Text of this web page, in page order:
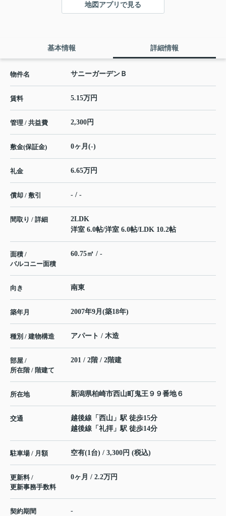
地図アプリで見る
基本情報 詳細情報
物件名 サニーガーデンＢ
賃料 5.15万円
管理 / 共益費 2,300円
敷金(保証金) 0ヶ月(-)
礼金 6.65万円
償却 / 敷引 - / -
間取り / 詳細
2LDK
洋室 6.0帖/洋室 6.0帖/LDK 10.2帖
面積 /
バルコニー面積
60.75㎡ / -
向き 南東
築年月 2007年9月(築18年)
種別 / 建物構造 アパート / 木造
部屋 /
所在階 / 階建て
201 / 2階 / 2階建
所在地 新潟県柏崎市西山町鬼王 ９９番地６
交通 越後線 「西山 」駅 徒歩15分
越後線 「礼拝 」駅 徒歩14分
駐車場 / 月額 空有(1台) / 3,300円 (税込)
更新料 /
更新事務手数料
0ヶ月 / 2.2万円
契約期間 -